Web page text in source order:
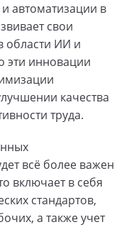
автоматизации в
свои
области ИИ и
эти инновации
качества
труда.
всё более важен
включает в себя
стандартов,
а также учет